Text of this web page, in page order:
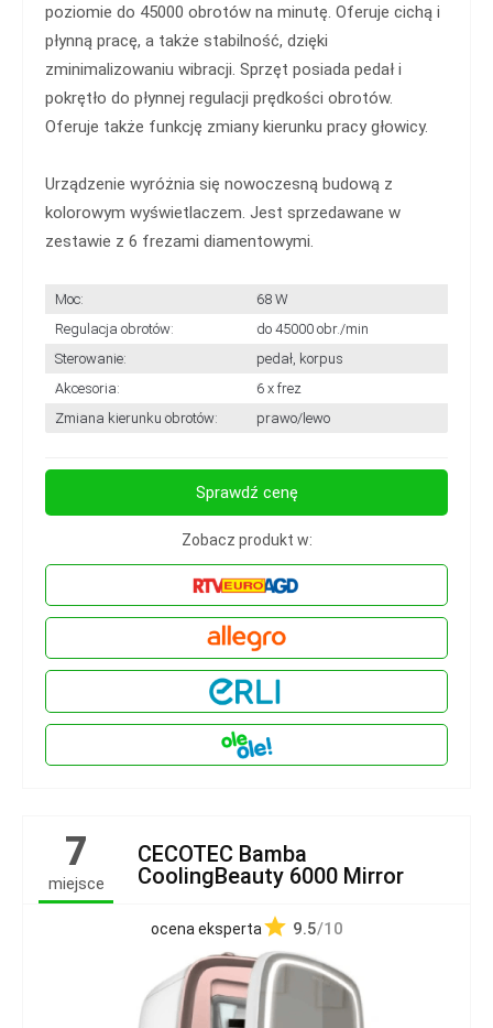
poziomie do 45000 obrotów na minutę. Oferuje cichą i
płynną pracę, a także stabilność, dzięki
zminimalizowaniu wibracji. Sprzęt posiada pedał i
pokrętło do płynnej regulacji prędkości obrotów.
Oferuje także funkcję zmiany kierunku pracy głowicy.
Urządzenie wyróżnia się nowoczesną budową z
kolorowym wyświetlaczem. Jest sprzedawane w
zestawie z 6 frezami diamentowymi.
Moc:
68 W
Regulacja obrotów:
do 45000 obr./min
Sterowanie:
pedał, korpus
Akcesoria:
6 x frez
Zmiana kierunku obrotów:
prawo/lewo
Sprawdź cenę
Zobacz produkt w:
7
miejsce
CECOTEC Bamba
CoolingBeauty 6000 Mirror
ocena eksperta 9.5/10